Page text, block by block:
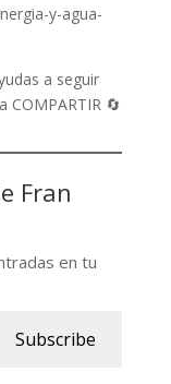
y-agua-
a seguir
COMPARTIR 🔄
Fran
en tu
Subscribe